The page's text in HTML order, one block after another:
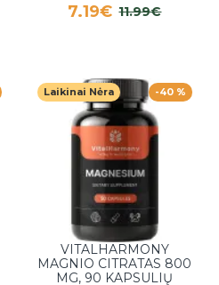
7.19€ 11.99€
-40 %
Laikinai Nėra
VITALHARMONY
MAGNIO CITRATAS 800
MG, 90 KAPSULIŲ